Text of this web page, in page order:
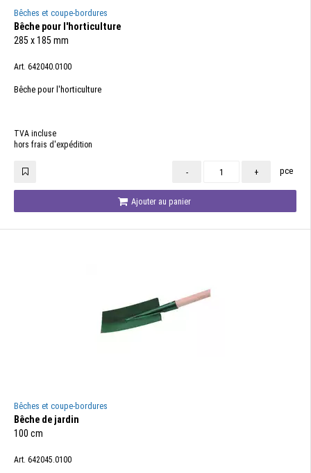
Bêches et coupe-bordures
Bêche pour l'horticulture
285 x 185 mm
Art. 642040.0100
Bêche pour l'horticulture
TVA incluse
hors frais d'expédition
- + pce
Ajouter au panier
Bêches et coupe-bordures
Bêche de jardin
100 cm
Art. 642045.0100